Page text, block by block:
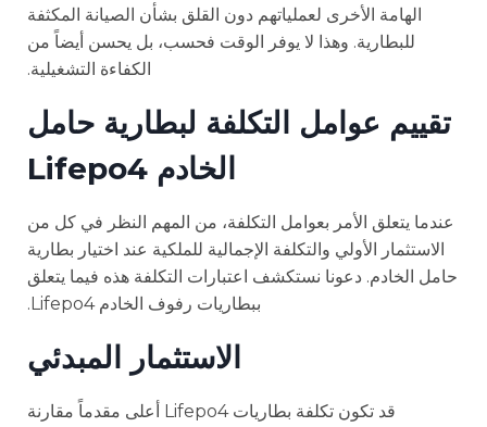
الهامة الأخرى لعملياتهم دون القلق بشأن الصيانة المكثفة
للبطارية. وهذا لا يوفر الوقت فحسب، بل يحسن أيضاً من
الكفاءة التشغيلية.
تقييم عوامل التكلفة لبطارية حامل
الخادم Lifepo4
عندما يتعلق الأمر بعوامل التكلفة، من المهم النظر في كل من
الاستثمار الأولي والتكلفة الإجمالية للملكية عند اختيار بطارية
حامل الخادم. دعونا نستكشف اعتبارات التكلفة هذه فيما يتعلق
ببطاريات رفوف الخادم Lifepo4.
الاستثمار المبدئي
قد تكون تكلفة بطاريات Lifepo4 أعلى مقدماً مقارنة